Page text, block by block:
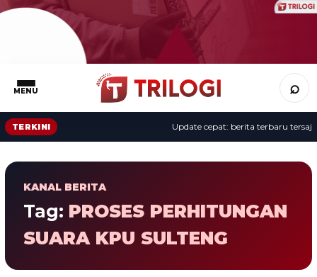
MENU ⌕
TERKINI Update cepat: berita terbaru tersaji
KANAL BERITA
Tag: PROSES PERHITUNGAN
SUARA KPU SULTENG